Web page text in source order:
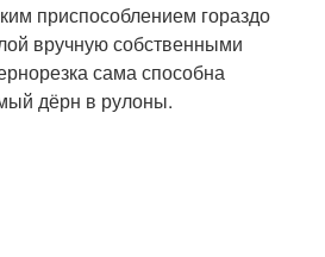
приспособлением гораздо
вручную собственными
сама способна
дёрн в рулоны.